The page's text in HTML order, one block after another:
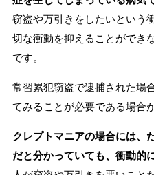
窃盗や万引きをしたいという
切な衝動を抑えることができ
です。
常習累犯窃盗で逮捕された場
てみることが必要である場合
クレプトマニアの場合には、
だと分かっていても、衝動的